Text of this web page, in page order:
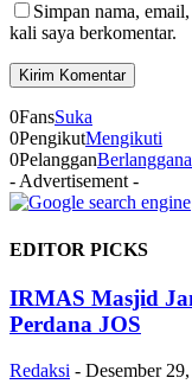
Simpan nama,
kali saya berkomentar.
0FansSuka
0PengikutMengikuti
0Pelanggan
- Advertisement -
EDITOR PICKS
IRMAS Masjid
Perdana JOS
Redaksi - Desember